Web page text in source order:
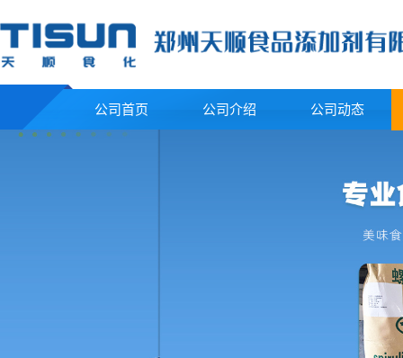
公司首页 公司介绍 公司动态